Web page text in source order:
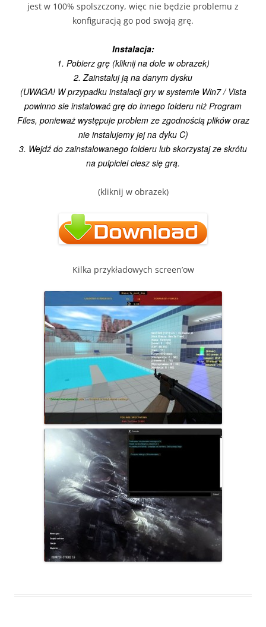
jest w 100% spolszczony, więc nie będzie problemu z
konfiguracją go pod swoją grę.
Instalacja:
1. Pobierz grę (kliknij na dole w obrazek)
2. Zainstaluj ją na danym dysku
(UWAGA! W przypadku instalacji gry w systemie Win7 / Vista
powinno sie instalować grę do innego folderu niż Program
Files, ponieważ występuje problem ze zgodnością plików oraz
nie instalujemy jej na dyku C)
3. Wejdź do zainstalowanego folderu lub skorzystaj ze skrótu
na pulpiciei ciesz się grą.
(kliknij w obrazek)
Kilka przykładowych screen’ow